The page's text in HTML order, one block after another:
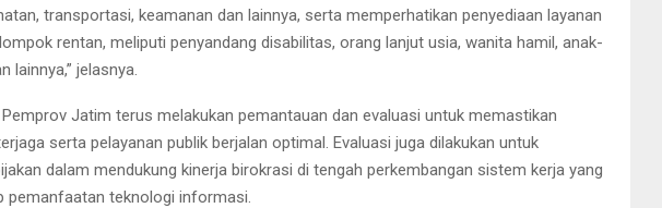
transportasi, keamanan dan lainnya, serta memperhatikan penyediaan layanan
rentan, meliputi penyandang disabilitas, orang lanjut usia, wanita hamil, anak-
lainnya,” jelasnya.
Jatim terus melakukan pemantauan dan evaluasi untuk memastikan
serta pelayanan publik berjalan optimal. Evaluasi juga dilakukan untuk
dalam mendukung kinerja birokrasi di tengah perkembangan sistem kerja yang
pemanfaatan teknologi informasi.